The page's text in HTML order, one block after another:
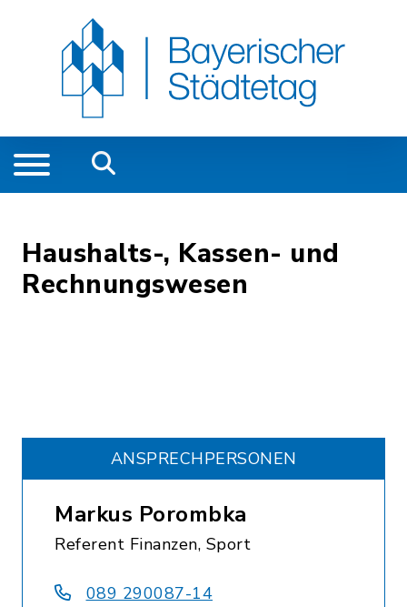
Haushalts-, Kassen- und
Rechnungswesen
ANSPRECHPERSONEN
Markus Porombka
Referent Finanzen, Sport
089 290087-14